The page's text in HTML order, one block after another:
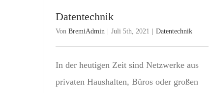
Datentechnik
Von BremiAdmin Juli 5th, 2021 Datentechnik
In der heutigen Zeit sind Netzwerke aus
privaten Haushalten, Büros oder großen